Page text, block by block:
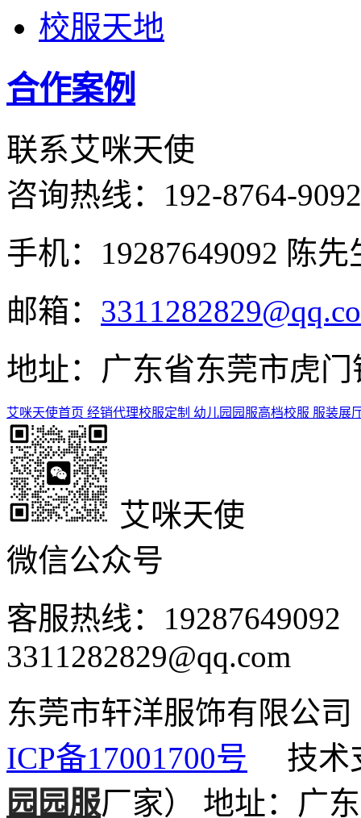
校服天地
合作案例
联系艾咪天使
咨询热线： 192-8764-9092
手机：19287649092 陈先
邮箱：
地址：广东省东莞市虎
艾咪天使首页 经销代理校服定制 幼儿园园服高档校服 服装展
艾咪天使
微信公众号
客服热线：
3311282829@qq.com
东莞市轩洋服饰有限
ICP备17001700号 技术
园园服厂家） 地址：广